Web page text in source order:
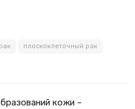
плоскоклеточный рак
кожи –